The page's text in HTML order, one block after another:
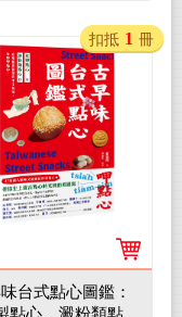
台式點心圖鑑：
扣抵 1 冊